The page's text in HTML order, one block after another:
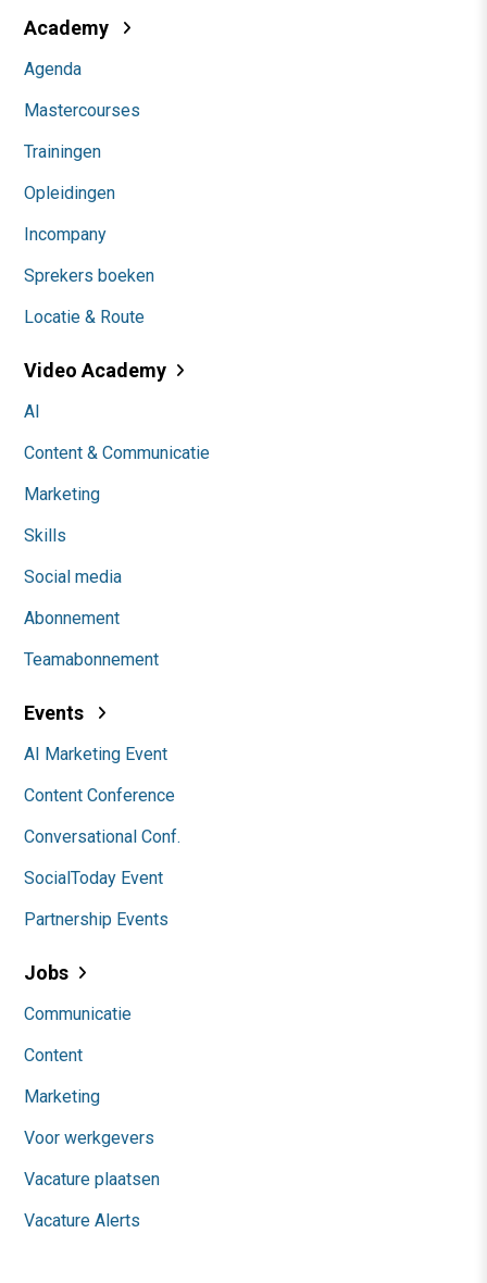
Academy
Agenda
Mastercourses
Trainingen
Opleidingen
Incompany
Sprekers boeken
Locatie & Route
Video Academy
AI
Content & Communicatie
Marketing
Skills
Social media
Abonnement
Teamabonnement
Events
AI Marketing Event
Content Conference
Conversational Conf.
SocialToday Event
Partnership Events
Jobs
Communicatie
Content
Marketing
Voor werkgevers
Vacature plaatsen
Vacature Alerts